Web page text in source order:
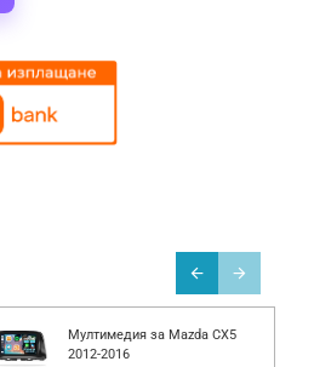
Мултимедия за Mazda CX5
2012-2016